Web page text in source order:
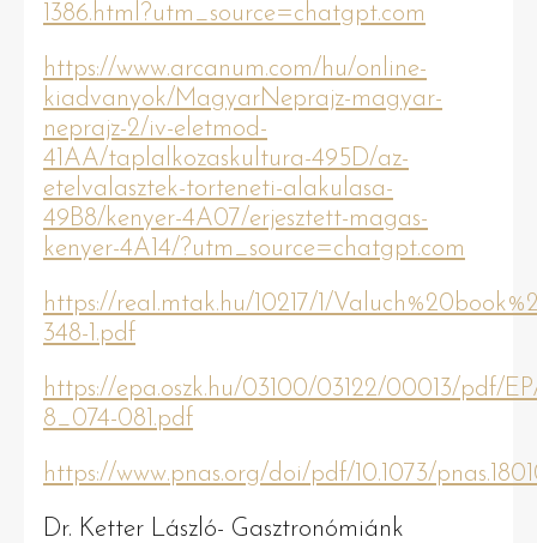
1386.html?utm_source=chatgpt.com
https://www.arcanum.com/hu/online-
kiadvanyok/MagyarNeprajz-magyar-
neprajz-2/iv-eletmod-
41AA/taplalkozaskultura-495D/az-
etelvalasztek-torteneti-alakulasa-
49B8/kenyer-4A07/erjesztett-magas-
kenyer-4A14/?utm_source=chatgpt.com
https://real.mtak.hu/10217/1/
348-1.pdf
https://epa.oszk.hu/03100/03122/00013/pdf/
8_074-081.pdf
https://www.pnas.org/doi/pdf/10.1073/
Dr. Ketter László- Gasztronómiánk